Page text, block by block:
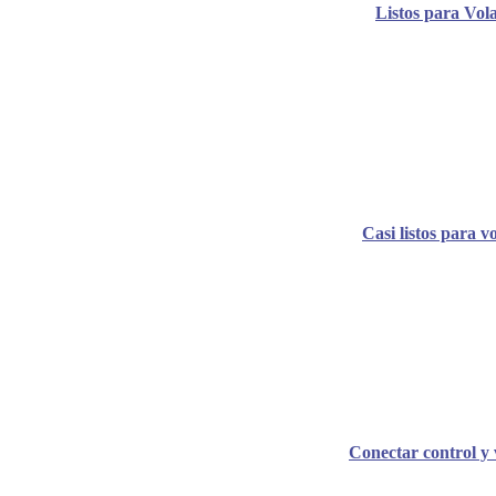
Listos para
Casi listos para
Conectar control y